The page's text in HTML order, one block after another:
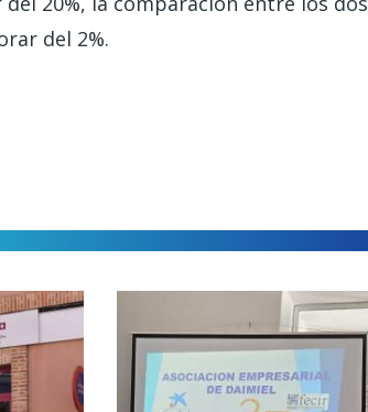
del 2%.